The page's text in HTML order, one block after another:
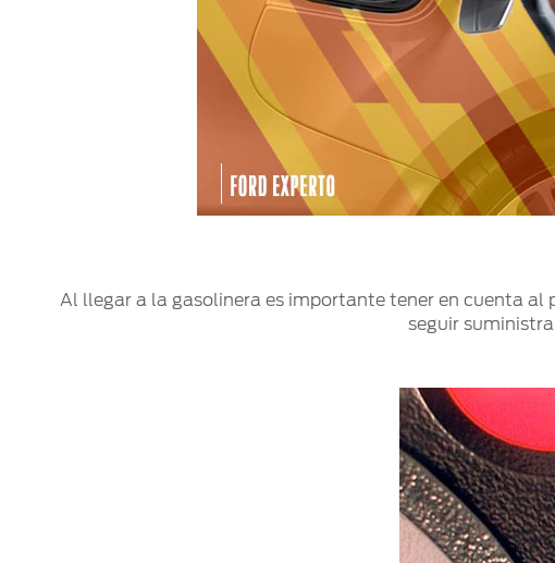
Promociones de Servicio
Llamado a Revisión
Soporte Técnico
SYNC
Al llegar a la gasolinera es importante tener en cuenta al
seguir